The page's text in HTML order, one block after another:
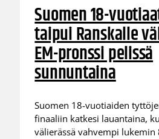
Suomen 18-
taipui Ranskalle
EM-pronssi pelissä
sunnuntaina
Suomen 18-vuotiaiden
finaaliin katkesi lauantaina,
välierässä vahvempi lukemin